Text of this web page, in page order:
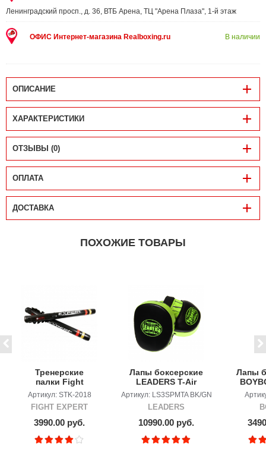
Ленинградский просп., д. 36, ВТБ Арена, ТЦ "Арена Плаза", 1-й этаж
ОФИС Интернет-магазина Realboxing.ru В наличии
ОПИСАНИЕ
ХАРАКТЕРИСТИКИ
ОТЗЫВЫ (0)
ОПЛАТА
ДОСТАВКА
ПОХОЖИЕ ТОВАРЫ
Тренерские
палки Fight
Expert Sticks
Артикул: STK-2018
FIGHT EXPERT
3990.00 руб.
Лапы боксерские
LEADERS T-Air
Артикул: LS3SPMTA BK/GN
LEADERS
10990.00 руб.
Лапы